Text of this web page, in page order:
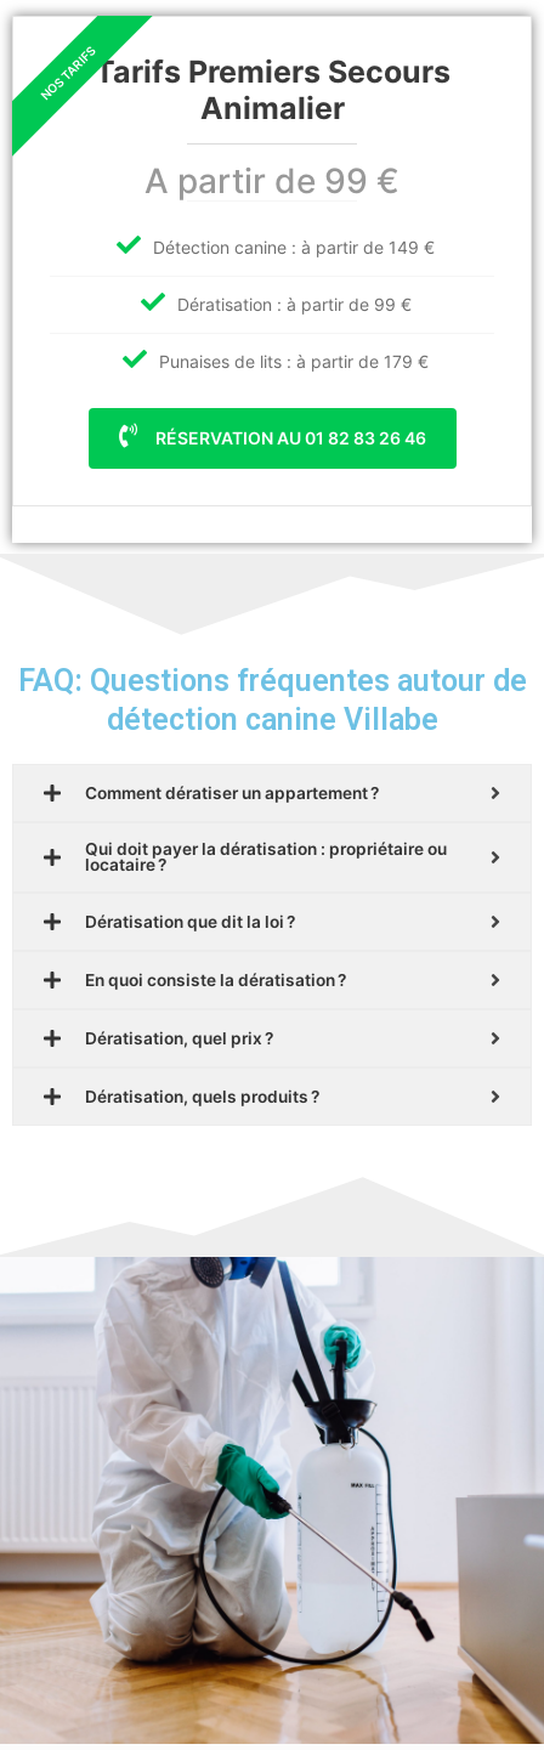
Tarifs Premiers Secours
Animalier
A partir de 99 €
Détection canine : à partir de 149 €
Dératisation : à partir de 99 €
Punaises de lits : à partir de 179 €
RÉSERVATION AU 01 82 83 26 46
FAQ: Questions fréquentes autour de
détection canine Villabe
Comment dératiser un appartement ?
Qui doit payer la dératisation : propriétaire ou
locataire ?
Dératisation que dit la loi ?
En quoi consiste la dératisation ?
Dératisation, quel prix ?
Dératisation, quels produits ?